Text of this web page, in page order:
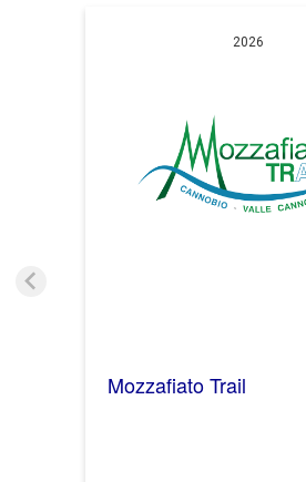
2026
Mozzafiato Trail